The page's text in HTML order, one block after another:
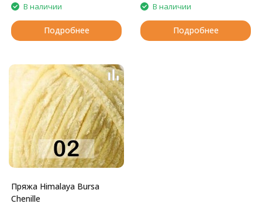
В наличии
Подробнее
В наличии
Подробнее
Пряжа Himalaya Bursa
Chenille